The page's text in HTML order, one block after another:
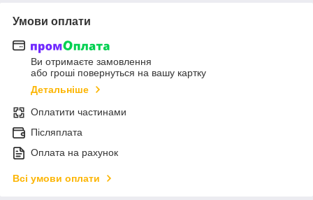
Умови оплати
Ви отримаєте замовлення
або гроші повернуться на вашу картку
Детальніше
Оплатити частинами
Післяплата
Оплата на рахунок
Всі умови оплати